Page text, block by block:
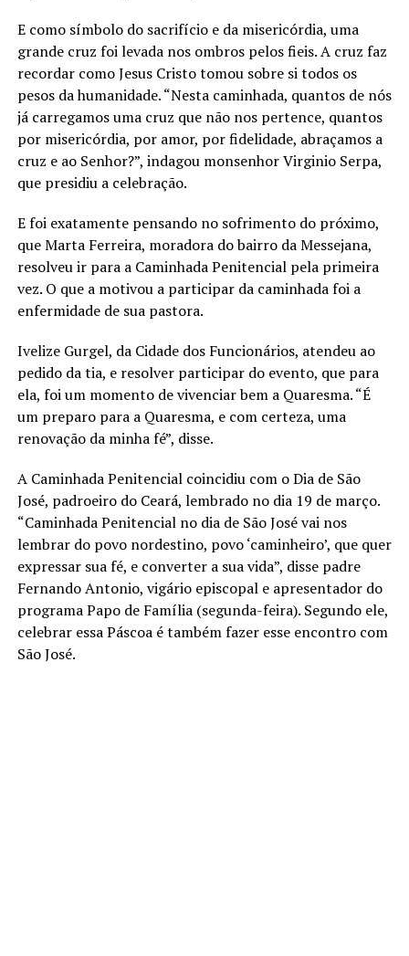
E como símbolo do sacrifício e da misericórdia, uma
grande cruz foi levada nos ombros pelos fieis. A cruz faz
recordar como Jesus Cristo tomou sobre si todos os
pesos da humanidade. “Nesta caminhada, quantos de nós
já carregamos uma cruz que não nos pertence, quantos
por misericórdia, por amor, por fidelidade, abraçamos a
cruz e ao Senhor?”, indagou monsenhor Virginio Serpa,
que presidiu a celebração.
E foi exatamente pensando no sofrimento do próximo,
que Marta Ferreira, moradora do bairro da Messejana,
resolveu ir para a Caminhada Penitencial pela primeira
vez. O que a motivou a participar da caminhada foi a
enfermidade de sua pastora.
Ivelize Gurgel, da Cidade dos Funcionários, atendeu ao
pedido da tia, e resolver participar do evento, que para
ela, foi um momento de vivenciar bem a Quaresma. “É
um preparo para a Quaresma, e com certeza, uma
renovação da minha fé”, disse.
A Caminhada Penitencial coincidiu com o Dia de São
José, padroeiro do Ceará, lembrado no dia 19 de março.
“Caminhada Penitencial no dia de São José vai nos
lembrar do povo nordestino, povo ‘caminheiro’, que quer
expressar sua fé, e converter a sua vida”, disse padre
Fernando Antonio, vigário episcopal e apresentador do
programa Papo de Família (segunda-feira). Segundo ele,
celebrar essa Páscoa é também fazer esse encontro com
São José.